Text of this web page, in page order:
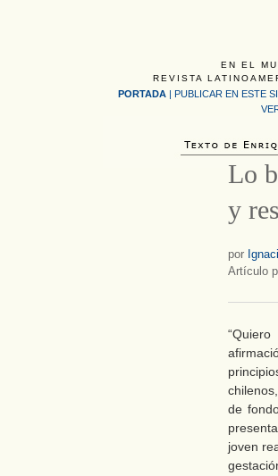
EN EL
REVISTA
PORTADA | PUBLICAR EN ESTE
Lo
y
por
Artículo
de
joven